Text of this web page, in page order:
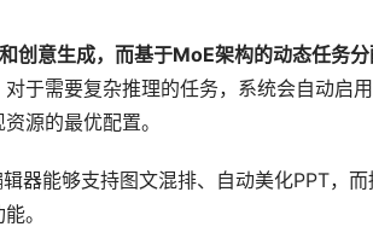
创意生成，而基于MoE架构的动态任务
对于需要复杂推理的任务，系统会自动启
源的最优配置。
器能够支持图文混排、自动美化PPT，而
。